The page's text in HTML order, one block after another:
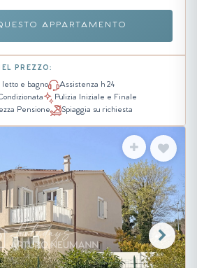
APPARTAMENTO
PREZZO:
e bagno
Assistenza h 24
Pulizia Iniziale e Finale
Pensione
Spiaggia su richiesta